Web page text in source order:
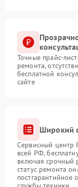
Точные прайс-
ремонта,
бесплатной
сайте
Широкий
Сервисный центр
всей РФ,
включая срочный
статус ремонта
постгарантийное